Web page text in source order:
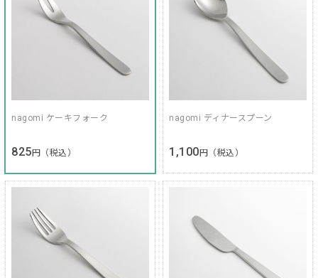
nagomi ケーキフォーク
825 円（税込）
nagomi ディナースプーン
1,100 円（税込）